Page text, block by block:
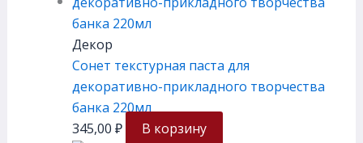
Декор
Сонет текстурная паста для
декоративно-прикладного творчества
банка 220мл
345,00 ₽ В корзину